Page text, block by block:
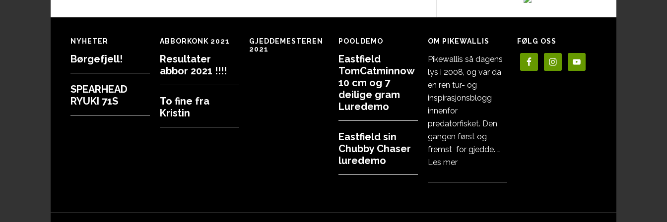
Footer
NYHETER
Børgefjell!
SPEARHEAD
RYUKI 71S
ABBORKONK 2021
Resultater
abbor 2021 !!!!
To fine fra
Kristin
GJEDDEMESTEREN
2021
POOLDEMO
Eastfield
TomCatminnow
10 cm og 7
deilige gram
Luredemo
Eastfield sin
Chubby Chaser
luredemo
OM PIKEWALLIS
Pikewallis så dagens
lys i 2008, og var da
en ren tur- og
inspirasjonsblogg
innenfor
predatorfisket. Den
gangen først og
fremst for gjedde. …
Les meromOm
FØLG OSS